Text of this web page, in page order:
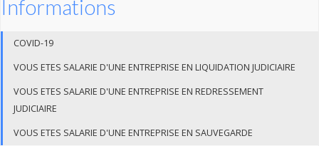
Informations
COVID-19
VOUS ETES SALARIE D'UNE ENTREPRISE EN LIQUIDATION JUDICIAIRE
VOUS ETES SALARIE D'UNE ENTREPRISE EN REDRESSEMENT
JUDICIAIRE
VOUS ETES SALARIE D'UNE ENTREPRISE EN SAUVEGARDE